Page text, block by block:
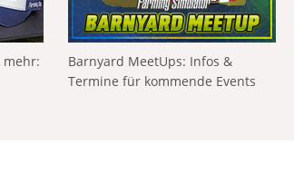
mehr:
Barnyard MeetUps: Infos &
Termine für kommende Events